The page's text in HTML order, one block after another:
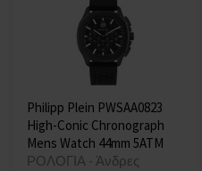
Philipp Plein PWSAA0823
High-Conic Chronograph
Mens Watch 44mm 5ATM
ΡΟΛΟΓΙΑ - Άνδρες